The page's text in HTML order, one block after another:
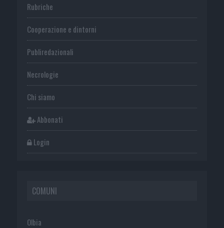
Rubriche
Cooperazione e dintorni
Publiredazionali
Necrologie
Chi siamo
Abbonati
Login
COMUNI
Olbia